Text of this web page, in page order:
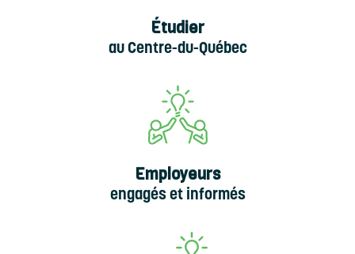
Étudier
au Centre-du-Québec
Employeurs
engagés et informés